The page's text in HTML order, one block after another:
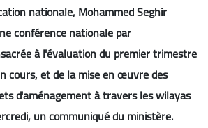
nationale, Mohammed Seghir
conférence nationale par
à l'évaluation du premier trimestre
cours, et de la mise en œuvre des
d'aménagement à travers les wilayas
un communiqué du ministère.